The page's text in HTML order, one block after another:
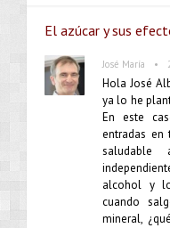
El azúcar y sus
José María •
Hola José
ya lo he
En este
entradas en
alcohol y
cuando
mineral,